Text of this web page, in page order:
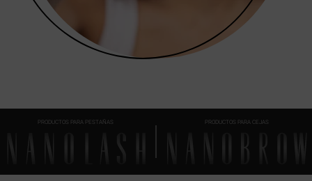
PRODUCTOS PARA PESTAÑAS PRODUCTOS PARA CEJAS